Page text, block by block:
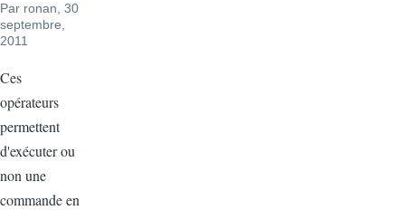
Par ronan , 30
septembre,
2011
Ces
opérateurs
permettent
d'exécuter ou
non une
commande en